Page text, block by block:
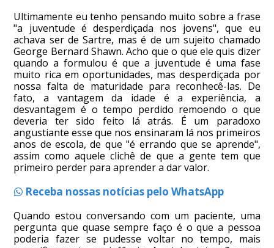
Ultimamente eu tenho pensando muito sobre a frase
"a juventude é desperdiçada nos jovens", que eu
achava ser de Sartre, mas é de um sujeito chamado
George Bernard Shawn. Acho que o que ele quis dizer
quando a formulou é que a juventude é uma fase
muito rica em oportunidades, mas desperdiçada por
nossa falta de maturidade para reconhecê-las. De
fato, a vantagem da idade é a experiência, a
desvantagem é o tempo perdido remoendo o que
deveria ter sido feito lá atrás. É um paradoxo
angustiante esse que nos ensinaram lá nos primeiros
anos de escola, de que "é errando que se aprende",
assim como aquele clichê de que a gente tem que
primeiro perder para aprender a dar valor.
Receba nossas notícias pelo WhatsApp
Quando estou conversando com um paciente, uma
pergunta que quase sempre faço é o que a pessoa
poderia fazer se pudesse voltar no tempo, mais